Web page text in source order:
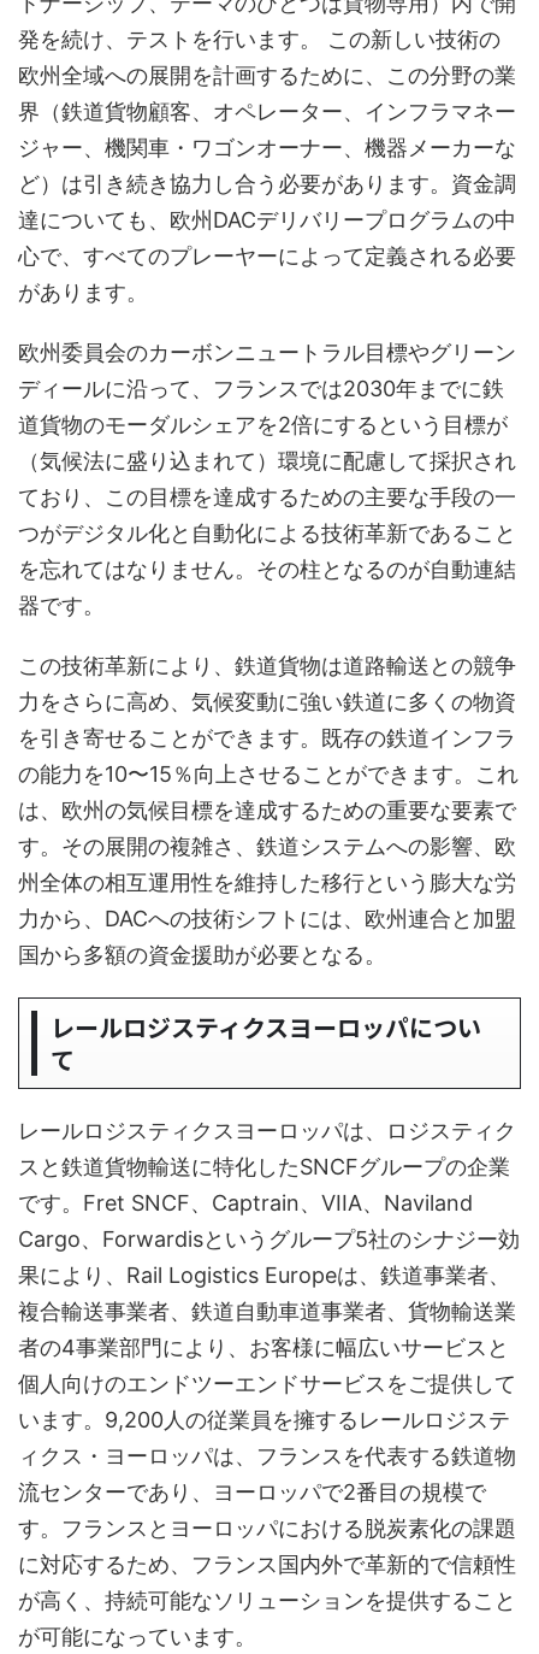
発を続け、テストを行います。 この新しい技術の
欧州全域への展開を計画するために、この分野の業
界（鉄道貨物顧客、オペレーター、インフラマネー
ジャー、機関車・ワゴンオーナー、機器メーカーな
ど）は引き続き協力し合う必要があります。資金調
達についても、欧州DACデリバリープログラムの中
心で、すべてのプレーヤーによって定義される必要
があります。
欧州委員会のカーボンニュートラル目標やグリーン
ディールに沿って、フランスでは2030年までに鉄
道貨物のモーダルシェアを2倍にするという目標が
（気候法に盛り込まれて）環境に配慮して採択され
ており、この目標を達成するための主要な手段の一
つがデジタル化と自動化による技術革新であること
を忘れてはなりません。その柱となるのが自動連結
器です。
この技術革新により、鉄道貨物は道路輸送との競争
力をさらに高め、気候変動に強い鉄道に多くの物資
を引き寄せることができます。既存の鉄道インフラ
の能力を10〜15％向上させることができます。これ
は、欧州の気候目標を達成するための重要な要素で
す。その展開の複雑さ、鉄道システムへの影響、欧
州全体の相互運用性を維持した移行という膨大な労
力から、DACへの技術シフトには、欧州連合と加盟
国から多額の資金援助が必要となる。
レールロジスティクスヨーロッパについ
て
レールロジスティクスヨーロッパは、ロジスティク
スと鉄道貨物輸送に特化したSNCFグループの企業
です。Fret SNCF、Captrain、VIIA、Naviland
Cargo、Forwardisというグループ5社のシナジー効
果により、Rail Logistics Europeは、鉄道事業者、
複合輸送事業者、鉄道自動車道事業者、貨物輸送業
者の4事業部門により、お客様に幅広いサービスと
個人向けのエンドツーエンドサービスをご提供して
います。9,200人の従業員を擁するレールロジステ
ィクス・ヨーロッパは、フランスを代表する鉄道物
流センターであり、ヨーロッパで2番目の規模で
す。フランスとヨーロッパにおける脱炭素化の課題
に対応するため、フランス国内外で革新的で信頼性
が高く、持続可能なソリューションを提供すること
が可能になっています。